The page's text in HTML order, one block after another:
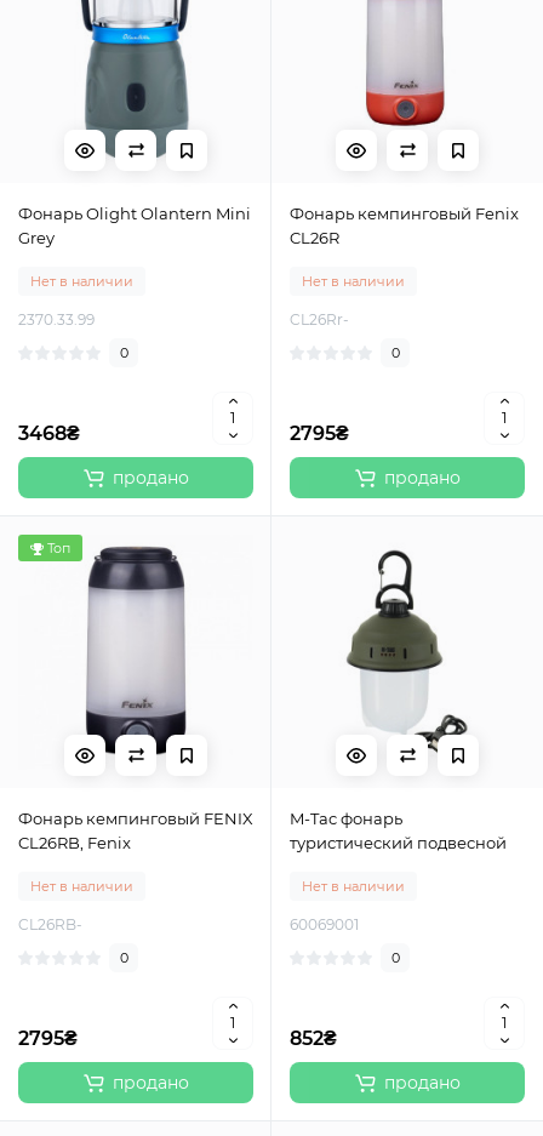
Фонарь Olight Olantern Mini
Grey
Нет в наличии
2370.33.99
0
3468₴
продано
Фонарь кемпинговый Fenix
CL26R
Нет в наличии
CL26Rr-
0
2795₴
продано
Топ
Фонарь кемпинговый FENIX
CL26RB, Fenix
Нет в наличии
CL26RB-
0
2795₴
продано
M-Tac фонарь
туристический подвесной
Нет в наличии
60069001
0
852₴
продано